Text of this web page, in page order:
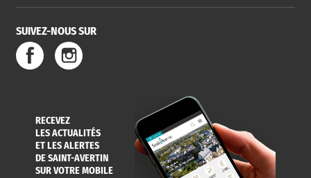
SUIVEZ-NOUS SUR
RECEVEZ
LES ACTUALITÉS
ET LES ALERTES
DE SAINT-AVERTIN
SUR VOTRE MOBILE